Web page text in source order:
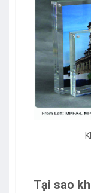
Tại sao